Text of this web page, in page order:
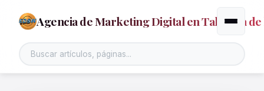
Agencia de Marketing Digital en Talavera de
Buscar en el sitio
Alternar